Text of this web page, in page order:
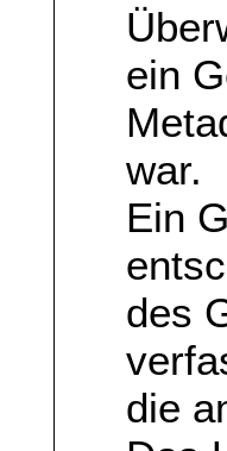
ein
war.
Ein
des
die